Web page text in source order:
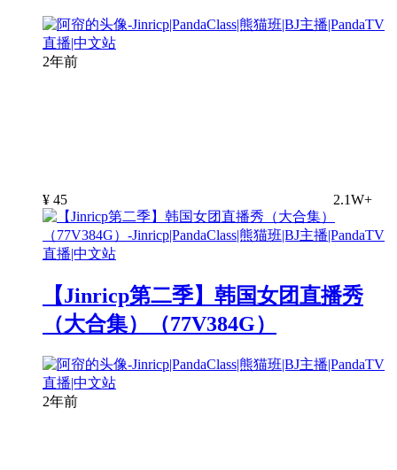
2年前
¥ 45 2.1W+
【Jinricp第二季】韩国女团直播秀
（大合集）（77V384G）
2年前